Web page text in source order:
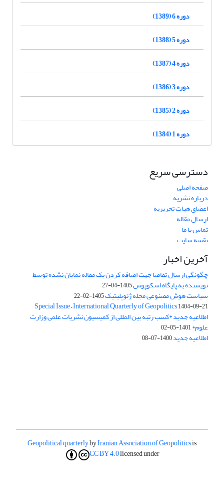
دوره 6 (1389)
دوره 5 (1388)
دوره 4 (1387)
دوره 3 (1386)
دوره 2 (1385)
دوره 1 (1384)
دسترسی سریع
صفحه اصلی
درباره نشریه
اعضای هیات تحریریه
ارسال مقاله
تماس با ما
نقشه سایت
آخرین اخبار
چگونگی ارسال تقاضا جهت اضافه کردن یک مقاله نمایان نشده توسط
نویسنده به پایگاه اسکوپوس1405-04-27
سیاست هوش مصنوعی مجله ژئوپلیتیک1405-02-22
Special Issue – International Quarterly of Geopolitics1404-09-21
اطلاعیه جدید *کسب رتبه بین المللی از کمیسیون نشریات علمی وزارت
علوم*1401-05-02
اطلاعیه جدید1400-07-08
Geopolitical quarterlybyIranian Association of Geopoliticsis
licensed under
CC BY 4.0